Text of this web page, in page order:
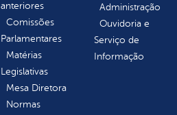
anteriores
Comissões
Parlamentares
Matérias
Legislativas
Mesa Diretora
Normas
Administração
Ouvidoria e
Serviço de
Informação